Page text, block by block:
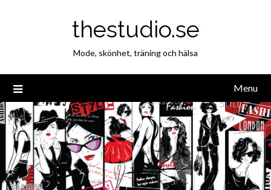
thestudio.se
Mode, skönhet, träning och hälsa
Menu